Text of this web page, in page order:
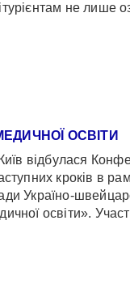
не лише
ОСВІТИ
відбулася
кроків в
Україно-
освіти».